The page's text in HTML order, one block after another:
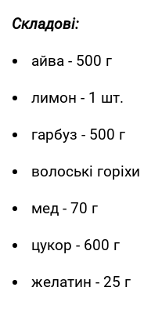
Складові:
айва - 500 г
лимон - 1 шт.
гарбуз - 500 г
волоські
мед - 70 г
цукор - 600 г
желатин - 25 г